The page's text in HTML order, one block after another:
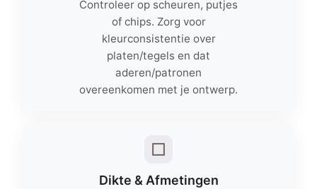
Controleer op scheuren, putjes
of chips. Zorg voor
kleurconsistentie over
platen/tegels en dat
aderen/patronen
overeenkomen met je ontwerp.
Dikte & Afmetingen